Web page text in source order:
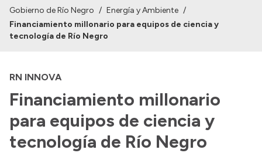
Institucional
Autoridades
Normativa
Reportes
Gobierno de Río Negro / Energía y Ambiente /
Financiamiento millonario para equipos de ciencia y
tecnología de Río Negro
RN INNOVA
Financiamiento millonario
para equipos de ciencia y
tecnología de Río Negro